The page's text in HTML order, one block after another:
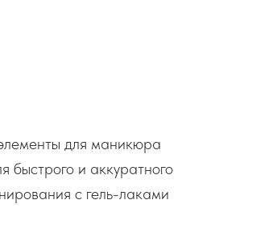
для маникюра
быстрого и аккуратного
с гель-лаками